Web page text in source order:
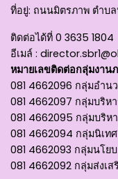
ที่อยู่: ถนนมิตรภาพ ตำบล
ติดต่อได้ที่ 0 3635 1804
อีเมล์ :
หมายเลขติดต่อกลุ่มงาน
081 4662096 กลุ่มอำน
081 4662097 กลุ่มบริห
081 4662095 กลุ่มบริห
081 4662094 กลุ่มนิเท
081 4662093 กลุ่มนโย
081 4662092 กลุ่มส่งเ